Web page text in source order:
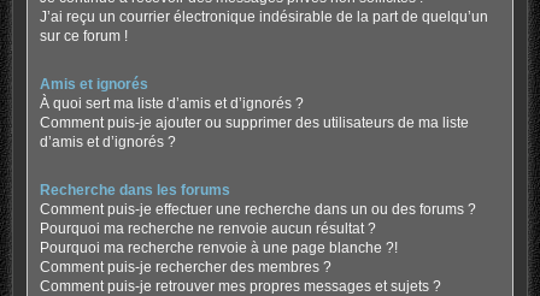
J’ai reçu un courrier électronique indésirable de la part de quelqu’un
sur ce forum !
Amis et ignorés
À quoi sert ma liste d’amis et d’ignorés ?
Comment puis-je ajouter ou supprimer des utilisateurs de ma liste
d’amis et d’ignorés ?
Recherche dans les forums
Comment puis-je effectuer une recherche dans un ou des forums ?
Pourquoi ma recherche ne renvoie aucun résultat ?
Pourquoi ma recherche renvoie à une page blanche ?!
Comment puis-je rechercher des membres ?
Comment puis-je retrouver mes propres messages et sujets ?